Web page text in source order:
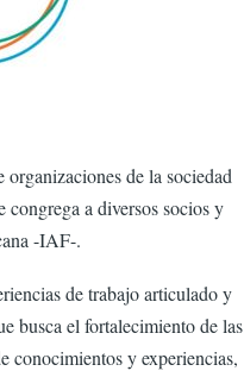
de la sociedad
a diversos socios y
-IAF-.
de trabajo articulado y
busca el fortalecimiento de las
conocimientos y experiencias,